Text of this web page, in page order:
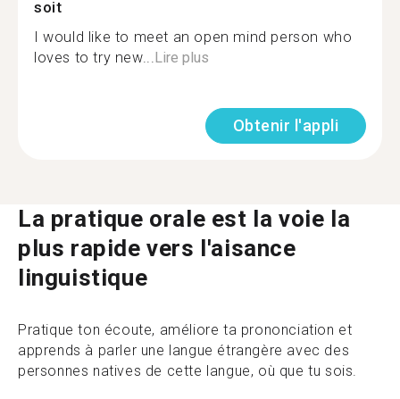
soit
I would like to meet an open mind person who
loves to try new...Lire plus
Obtenir l'appli
La pratique orale est la voie la
plus rapide vers l'aisance
linguistique
Pratique ton écoute, améliore ta prononciation et
apprends à parler une langue étrangère avec des
personnes natives de cette langue, où que tu sois.